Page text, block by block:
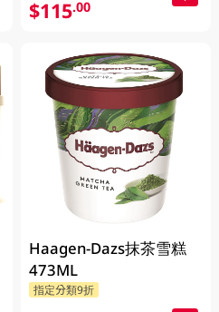
$115.00
Haagen-Dazs抹茶雪糕
473ML
指定分類9折